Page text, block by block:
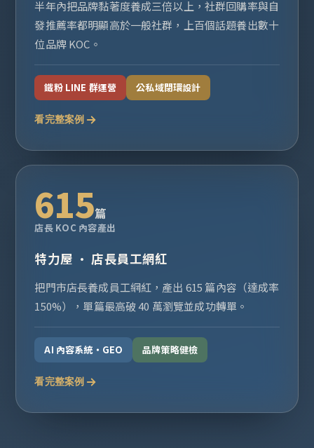
半年內把品牌黏著度養成三倍以上，社群回購率與自
發推薦率都明顯高於一般社群，上百個話題養出數十
位品牌 KOC。
鐵粉 LINE 群運營 公私域閉環設計
看完整案例
615篇
店長 KOC 內容產出
特力屋 · 店長員工網紅
把門市店長養成員工網紅，產出 615 篇內容（達成率
150%），單篇最高破 40 萬瀏覽並成功轉單。
AI 內容系統・GEO 品牌策略健檢
看完整案例